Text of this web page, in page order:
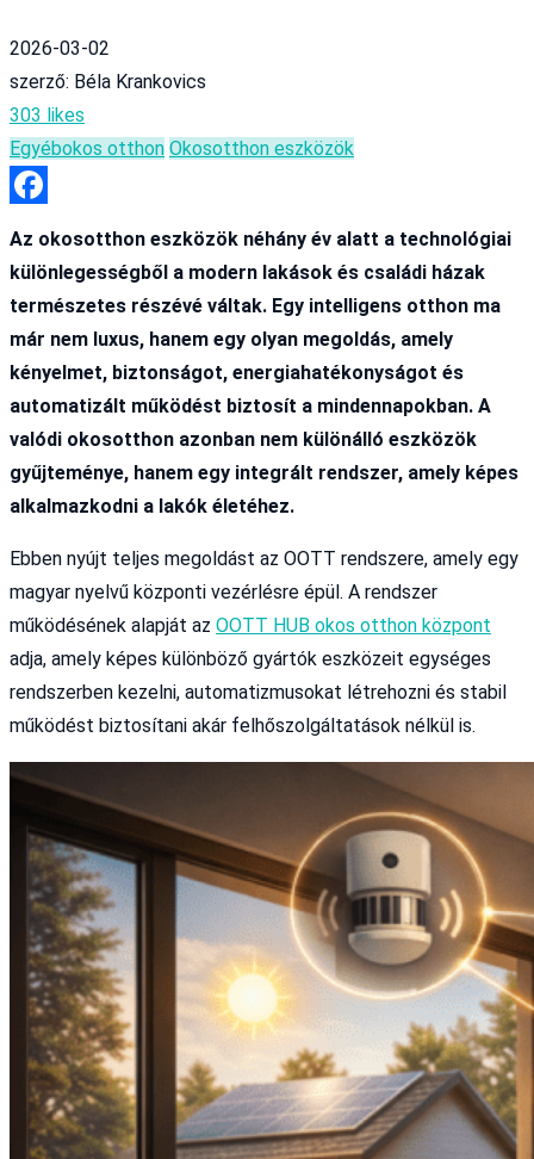
2026-03-02
szerző: Béla Krankovics
303 likes
Egyébokos otthon Okosotthon eszközök
Az okosotthon eszközök néhány év alatt a technológiai
különlegességből a modern lakások és családi házak
természetes részévé váltak. Egy intelligens otthon ma
már nem luxus, hanem egy olyan megoldás, amely
kényelmet, biztonságot, energiahatékonyságot és
automatizált működést biztosít a mindennapokban. A
valódi okosotthon azonban nem különálló eszközök
gyűjteménye, hanem egy integrált rendszer, amely képes
alkalmazkodni a lakók életéhez.
Ebben nyújt teljes megoldást az OOTT rendszere, amely egy
magyar nyelvű központi vezérlésre épül. A rendszer
működésének alapját az OOTT HUB okos otthon központ
adja, amely képes különböző gyártók eszközeit egységes
rendszerben kezelni, automatizmusokat létrehozni és stabil
működést biztosítani akár felhőszolgáltatások nélkül is.